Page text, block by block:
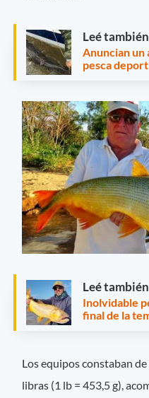
Leé también
Anuncian un
pesca
Leé también
Inolvidable
final de la
Los equipos constaban
libras (1 lb = 453,5 g),